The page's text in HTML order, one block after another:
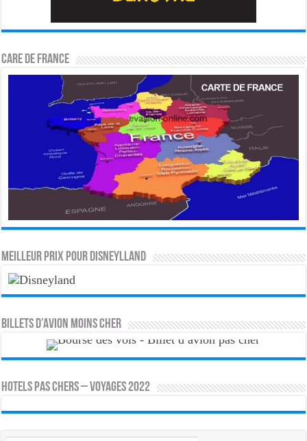
CARE DE FRANCE
MEILLEUR PRIX POUR DISNEYLLAND
Billets d’avion moins cher
HOTELS PAS CHERS – VOYAGES 2022